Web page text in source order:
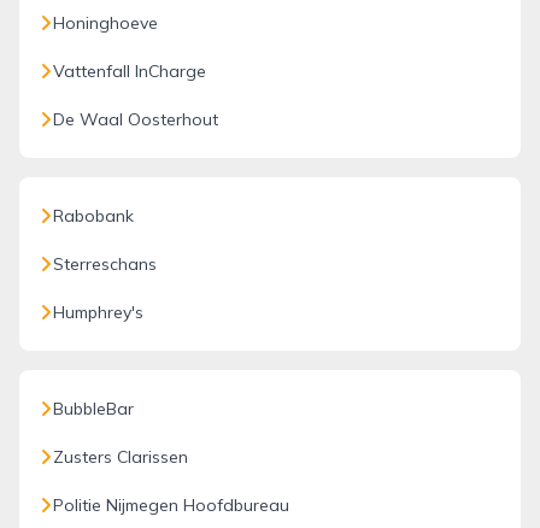
Honinghoeve
Vattenfall InCharge
De Waal Oosterhout
Rabobank
Sterreschans
Humphrey's
BubbleBar
Zusters Clarissen
Politie Nijmegen Hoofdbureau